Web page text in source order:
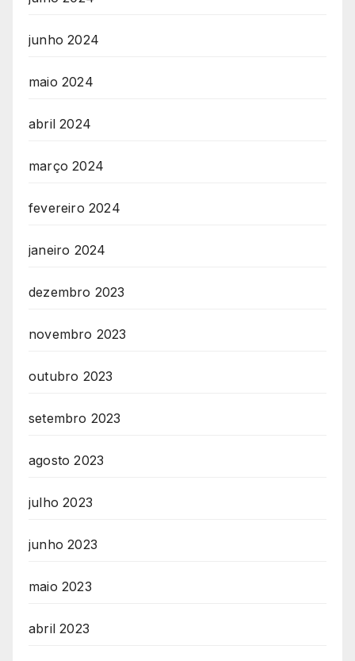
junho 2024
maio 2024
abril 2024
março 2024
fevereiro 2024
janeiro 2024
dezembro 2023
novembro 2023
outubro 2023
setembro 2023
agosto 2023
julho 2023
junho 2023
maio 2023
abril 2023